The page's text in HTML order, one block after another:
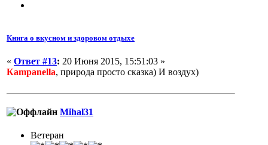
Книга о вкусном и здоровом отдыхе
« Ответ #13: 20 Июня 2015, 15:51:03 »
Кampanella, природа просто сказка) И воздух)
Mihal31
Ветеран